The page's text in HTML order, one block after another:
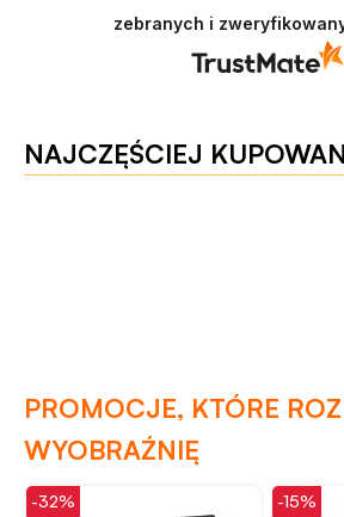
zebranych i
NAJCZĘŚCIEJ
PROMOCJE, KTÓRE
WYOBRAŹNIĘ
-15% -32%